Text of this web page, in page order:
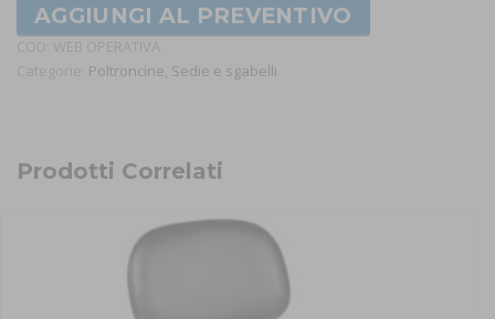
AGGIUNGI AL PREVENTIVO
COD:
WEB OPERATIVA
Categorie: Poltroncine Sedie e sgabelli
Prodotti Correlati